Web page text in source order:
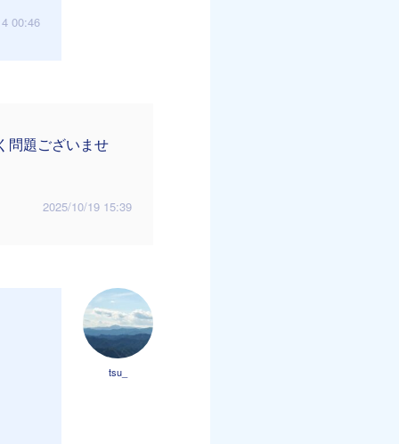
00:46
問題ございませ
2025/10/19 15:39
tsu_